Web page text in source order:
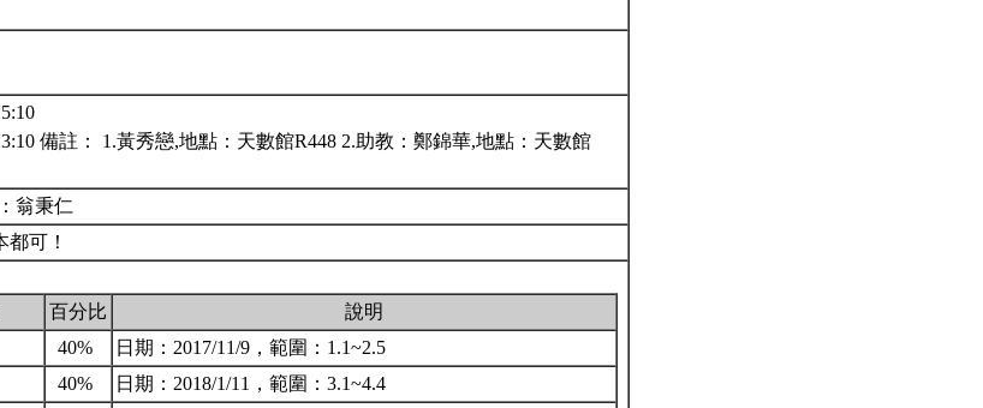
備註： 1.黃秀戀,地點：天數館R448 2.助教：鄭錦華,地點：天數館
翁秉仁
都可！
百分比
說明
40%
日期：2017/11/9，範圍：1.1~2.5
40%
日期：2018/1/11，範圍：3.1~4.4